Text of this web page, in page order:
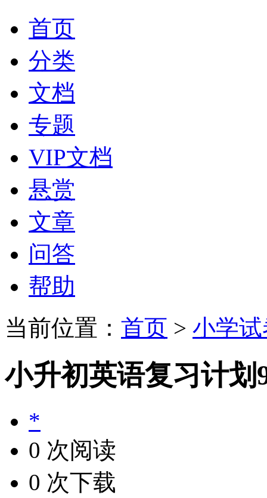
首页
分类
文档
专题
VIP文档
悬赏
文章
问答
帮助
当前位置： 首页 > 小学
小升初英语复习计划
*
0 次阅读
0 次下载